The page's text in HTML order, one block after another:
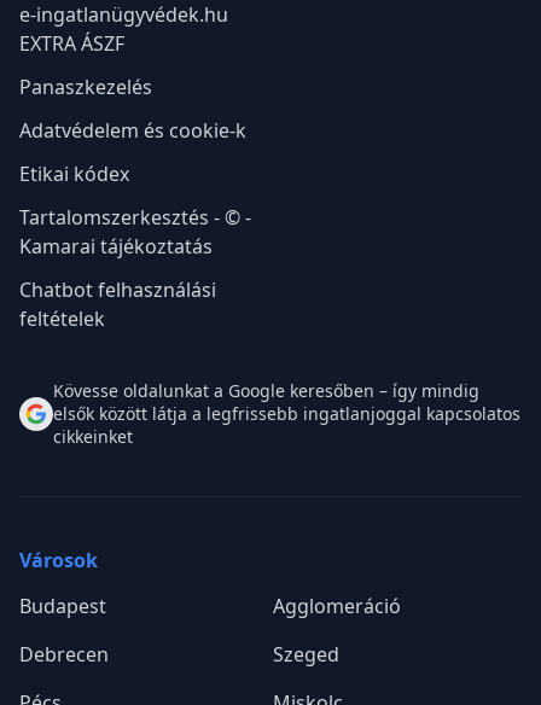
e-ingatlanügyvédek.hu
EXTRA ÁSZF
Panaszkezelés
Adatvédelem és cookie-k
Etikai kódex
Tartalomszerkesztés - © -
Kamarai tájékoztatás
Chatbot felhasználási
feltételek
Kövesse oldalunkat a Google keresőben – így mindig
elsők között látja a legfrissebb ingatlanjoggal kapcsolatos
cikkeinket
Városok
Budapest
Agglomeráció
Debrecen
Szeged